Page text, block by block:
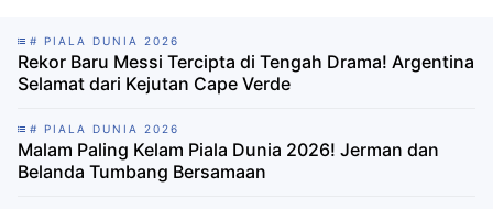
# PIALA DUNIA 2026
Rekor Baru Messi Tercipta di Tengah Drama! Argentina
Selamat dari Kejutan Cape Verde
# PIALA DUNIA 2026
Malam Paling Kelam Piala Dunia 2026! Jerman dan
Belanda Tumbang Bersamaan